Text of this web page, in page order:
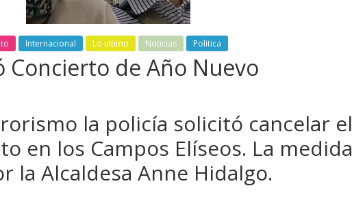
Internacional Lo ultimo Noticias Politica
Concierto de Año Nuevo
la policía solicitó cancelar el
en los Campos Elíseos. La medida
la Alcaldesa Anne Hidalgo.